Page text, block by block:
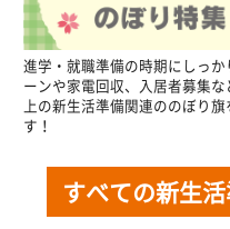
進学・就職準備の時期にしっ
ーンや家電回収、入居者募集
上の新生活準備関連ののぼり
す！
すべての新生